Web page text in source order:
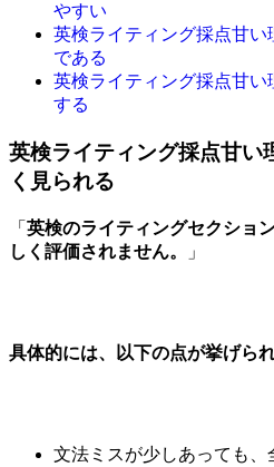
やすい
英検ライティング採点甘
である
英検ライティング採点甘
する
英検ライティング採点甘
く見られる
「 英検のライティングセクショ
しく評価されません。
」
具体的には、以下の点が挙げられ
文法ミスが少しあっても